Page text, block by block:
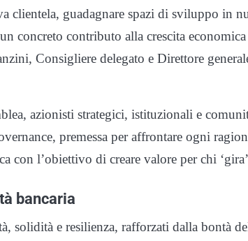
clientela, guadagnare spazi di sviluppo in
concreto contributo alla crescita
Consigliere delegato e Direttore
azionisti strategici, istituzionali e
premessa per affrontare ogni
con l’obiettivo di creare valore per chi
bancaria
solidità e resilienza, rafforzati dalla bontà